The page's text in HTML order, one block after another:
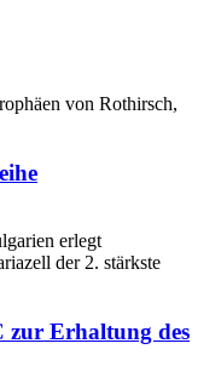
von Rothirsch,
erlegt
der 2. stärkste
zur Erhaltung des